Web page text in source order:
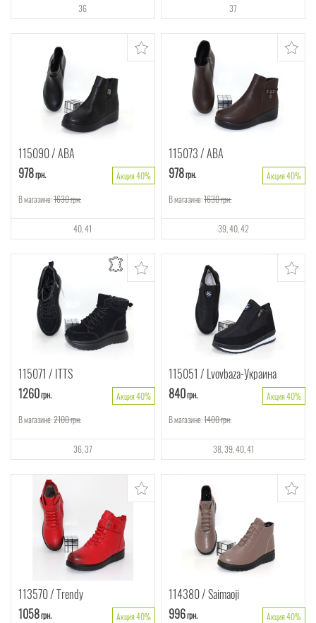
36 37
115090 ABA
978грн.
Акция 40%
В магазине:1630грн.
40 41
115073 ABA
978грн.
Акция 40%
В магазине:1630грн.
39 40 42
115071
ITTS
1260грн.
Акция 40%
В магазине:2100грн.
36 37
115051
Lvovbaza-Украина
840грн.
Акция 40%
В магазине:1400грн.
38 39 40 41
113570 Trendy
1058грн.
Акция 40%
114380 Saimaoji
996грн.
Акция 40%